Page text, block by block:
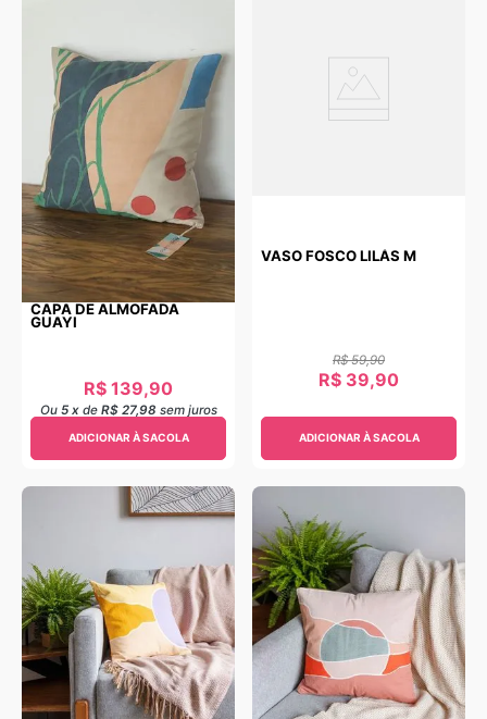
CAPA DE ALMOFADA
GUAYI
R$ 139,90
Ou 5 xde R$ 27,98 sem juros
ADICIONAR À SACOLA
VASO FOSCO LILÁS M
R$ 59,90
R$ 39,90
ADICIONAR À SACOLA